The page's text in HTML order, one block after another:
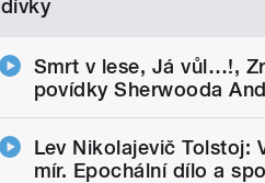
dívky
Smrt v lese, Já vůl…!,
povídky Sherwooda
Lev Nikolajevič Tolstoj:
mír. Epochální dílo a